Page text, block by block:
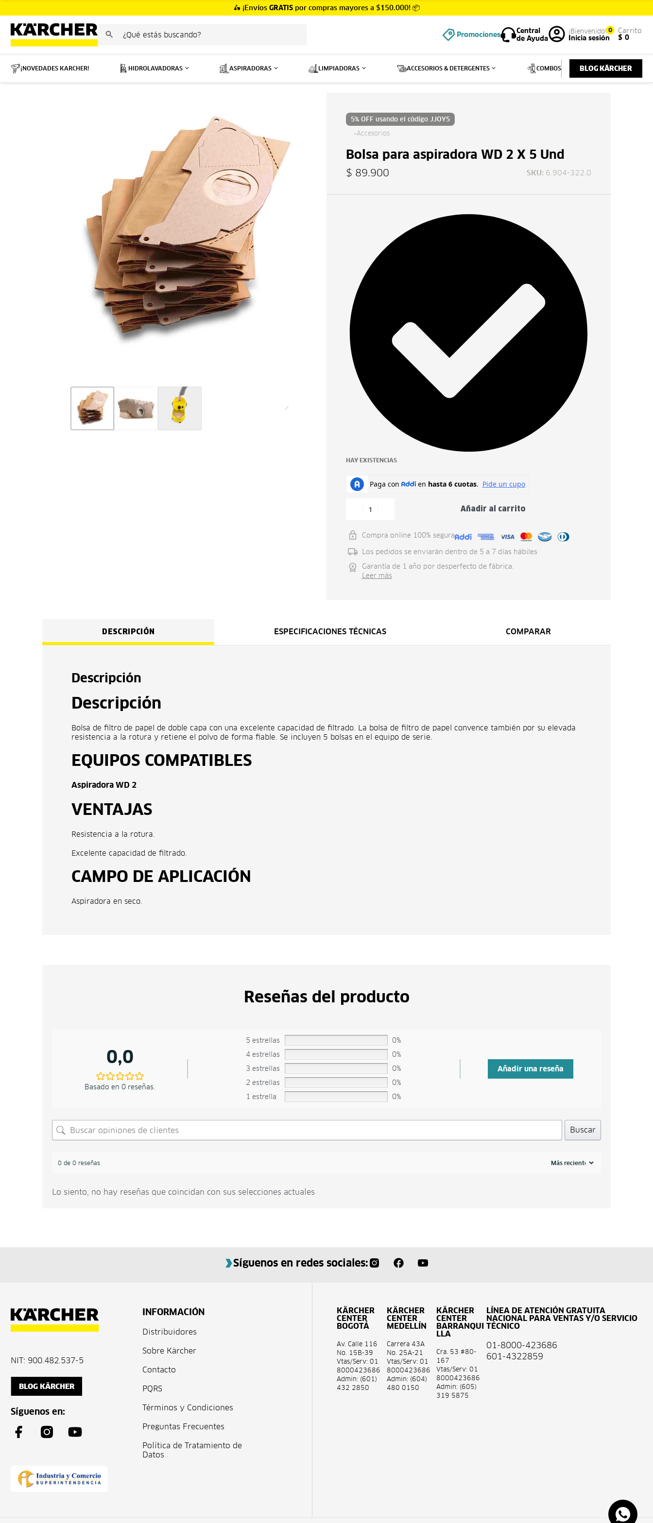
🛵 ¡Envíos GRATISpor compras mayores a $150.000! 📦
Promociones
Central
de Ayuda
Inicia sesión
Carrito
$ 0
0
¡NOVEDADES KARCHER! HIDROLAVADORAS ASPIRADORAS LIMPIADORAS ACCESORIOS & DETERGENTES COMBOS BLOG KÄRCHER
5% OFF usando el código JJOY5
›Accesorios
Bolsa para aspiradora WD 2 X 5 Und
$ 89.900 6.904-322.0
HAY EXISTENCIAS
Añadir al carrito
Compra online 100% segura
Los pedidos se enviarán dentro de 5 a 7 días hábiles
Garantía de 1 año por desperfecto de fábrica.
Leer más
DESCRIPCIÓN ESPECIFICACIONES TÉCNICAS COMPARAR
Descripción
Descripción
Bolsa de filtro de papel de doble capa con una excelente capacidad de filtrado. La bolsa de filtro de papel convence también por su elevada
resistencia a la rotura y retiene el polvo de forma fiable. Se incluyen 5 bolsas en el equipo de serie.
EQUIPOS COMPATIBLES
Aspiradora WD 2
VENTAJAS
Resistencia a la rotura.
Excelente capacidad de filtrado.
CAMPO DE APLICACIÓN
Aspiradora en seco.
Reseñas del producto
0,0
Basado en 0 reseñas.
5 estrellas
0%
4 estrellas
0%
3 estrellas
0%
2 estrellas
0%
1 estrella
0%
Añadir una reseña
Buscar
0 de 0 reseñas
Lo siento, no hay reseñas que coincidan con sus selecciones actuales
Síguenos en redes sociales:
NIT: 900.482.537-5
BLOG KÄRCHER
Síguenos en:
INFORMACIÓN
Distribuidores
Sobre Kärcher
Contacto
PQRS
Términos y Condiciones
Preguntas Frecuentes
Política de Tratamiento de
Datos
KÄRCHER
CENTER
BOGOTÁ
Av. Calle 116
No. 15B-39
Vtas/Serv: 01
8000423686
Admin: (601)
432 2850
KÄRCHER
CENTER
MEDELLÍN
Carrera 43A
No. 25A-21
Vtas/Serv: 01
8000423686
Admin: (604)
480 0150
KÄRCHER
CENTER
BARRANQUI
LLA
Cra. 53 #80-
167
Vtas/Serv: 01
8000423686
Admin: (605)
319 5875
LÍNEA DE ATENCIÓN GRATUITA
NACIONAL PARA VENTAS Y/O SERVICIO
TÉCNICO
01-8000-423686
601-4322859